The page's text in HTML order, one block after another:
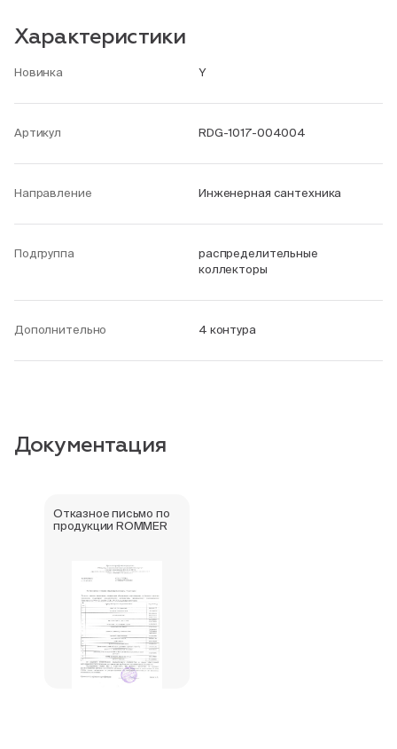
Характеристики
Новинка Y
Артикул RDG-1017-004004
Направление Инженерная сантехника
Подгруппа
распределительные
коллекторы
Дополнительно 4 контура
Документация
Отказное письмо по
продукции ROMMER